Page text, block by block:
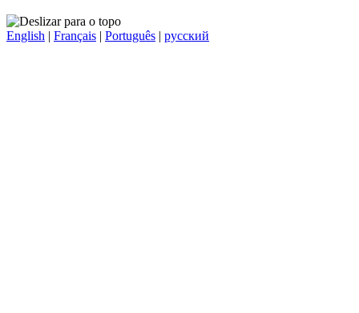
English | Français | Português | русский